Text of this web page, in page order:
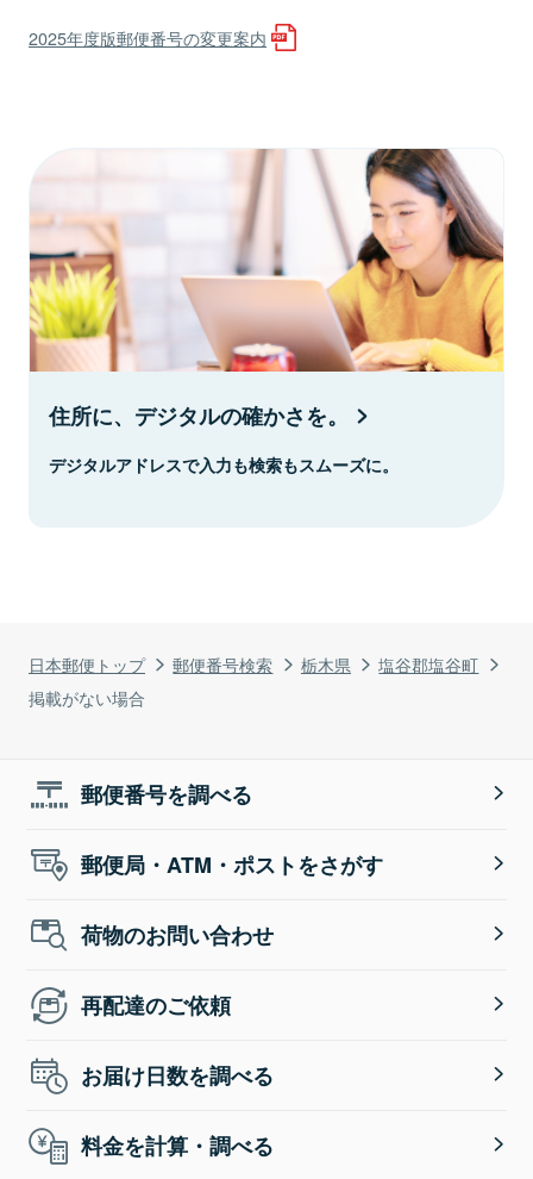
日本郵便トップ 郵便番号検索 栃木県
塩谷郡塩谷町
掲載がない場合
2025年度版郵便番号の変更案内
住所に、デジタルの確かさを。
デジタルアドレスで入力も検索もスムーズに。
郵便番号を調べる
郵便局・ATM・ポストをさがす
荷物のお問い合わせ
再配達のご依頼
お届け日数を調べる
料金を計算・調べる